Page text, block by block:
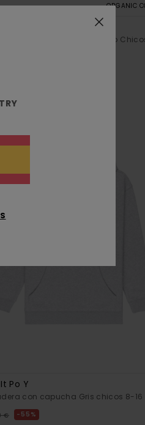
ORGANIC
de manga corta Blanco
Po Y
con capucha Gris chicos 8-16
€ 55%